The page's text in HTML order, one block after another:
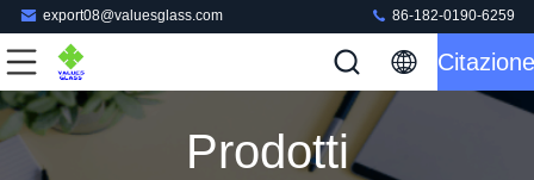
export08@valuesglass.com 86-182-0190-6259
Citazione
Prodotti